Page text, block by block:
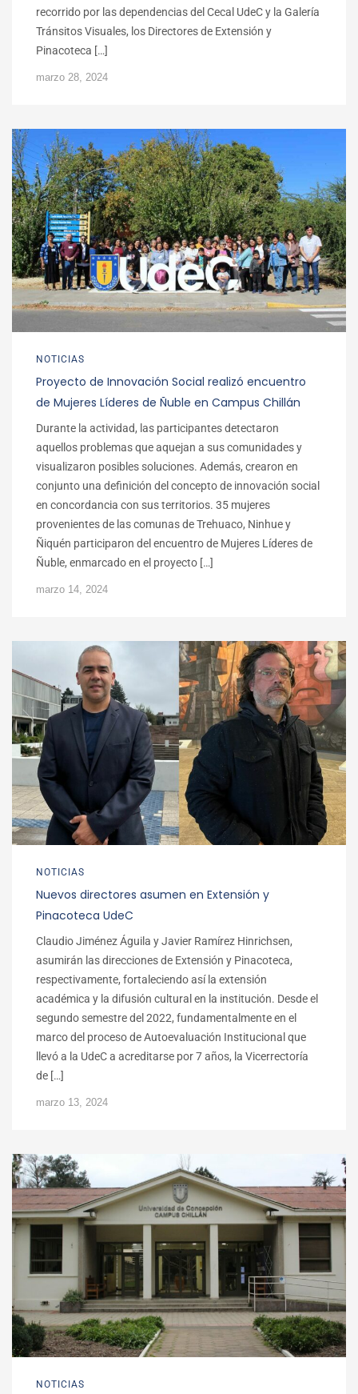
recorrido por las dependencias del Cecal UdeC y la Galería
Tránsitos Visuales, los Directores de Extensión y
Pinacoteca […]
marzo 28, 2024
NOTICIAS
Proyecto de Innovación Social realizó encuentro
de Mujeres Líderes de Ñuble en Campus Chillán
Durante la actividad, las participantes detectaron
aquellos problemas que aquejan a sus comunidades y
visualizaron posibles soluciones. Además, crearon en
conjunto una definición del concepto de innovación social
en concordancia con sus territorios. 35 mujeres
provenientes de las comunas de Trehuaco, Ninhue y
Ñiquén participaron del encuentro de Mujeres Líderes de
Ñuble, enmarcado en el proyecto […]
marzo 14, 2024
NOTICIAS
Nuevos directores asumen en Extensión y
Pinacoteca UdeC
Claudio Jiménez Águila y Javier Ramírez Hinrichsen,
asumirán las direcciones de Extensión y Pinacoteca,
respectivamente, fortaleciendo así la extensión
académica y la difusión cultural en la institución. Desde el
segundo semestre del 2022, fundamentalmente en el
marco del proceso de Autoevaluación Institucional que
llevó a la UdeC a acreditarse por 7 años, la Vicerrectoría
de […]
marzo 13, 2024
NOTICIAS